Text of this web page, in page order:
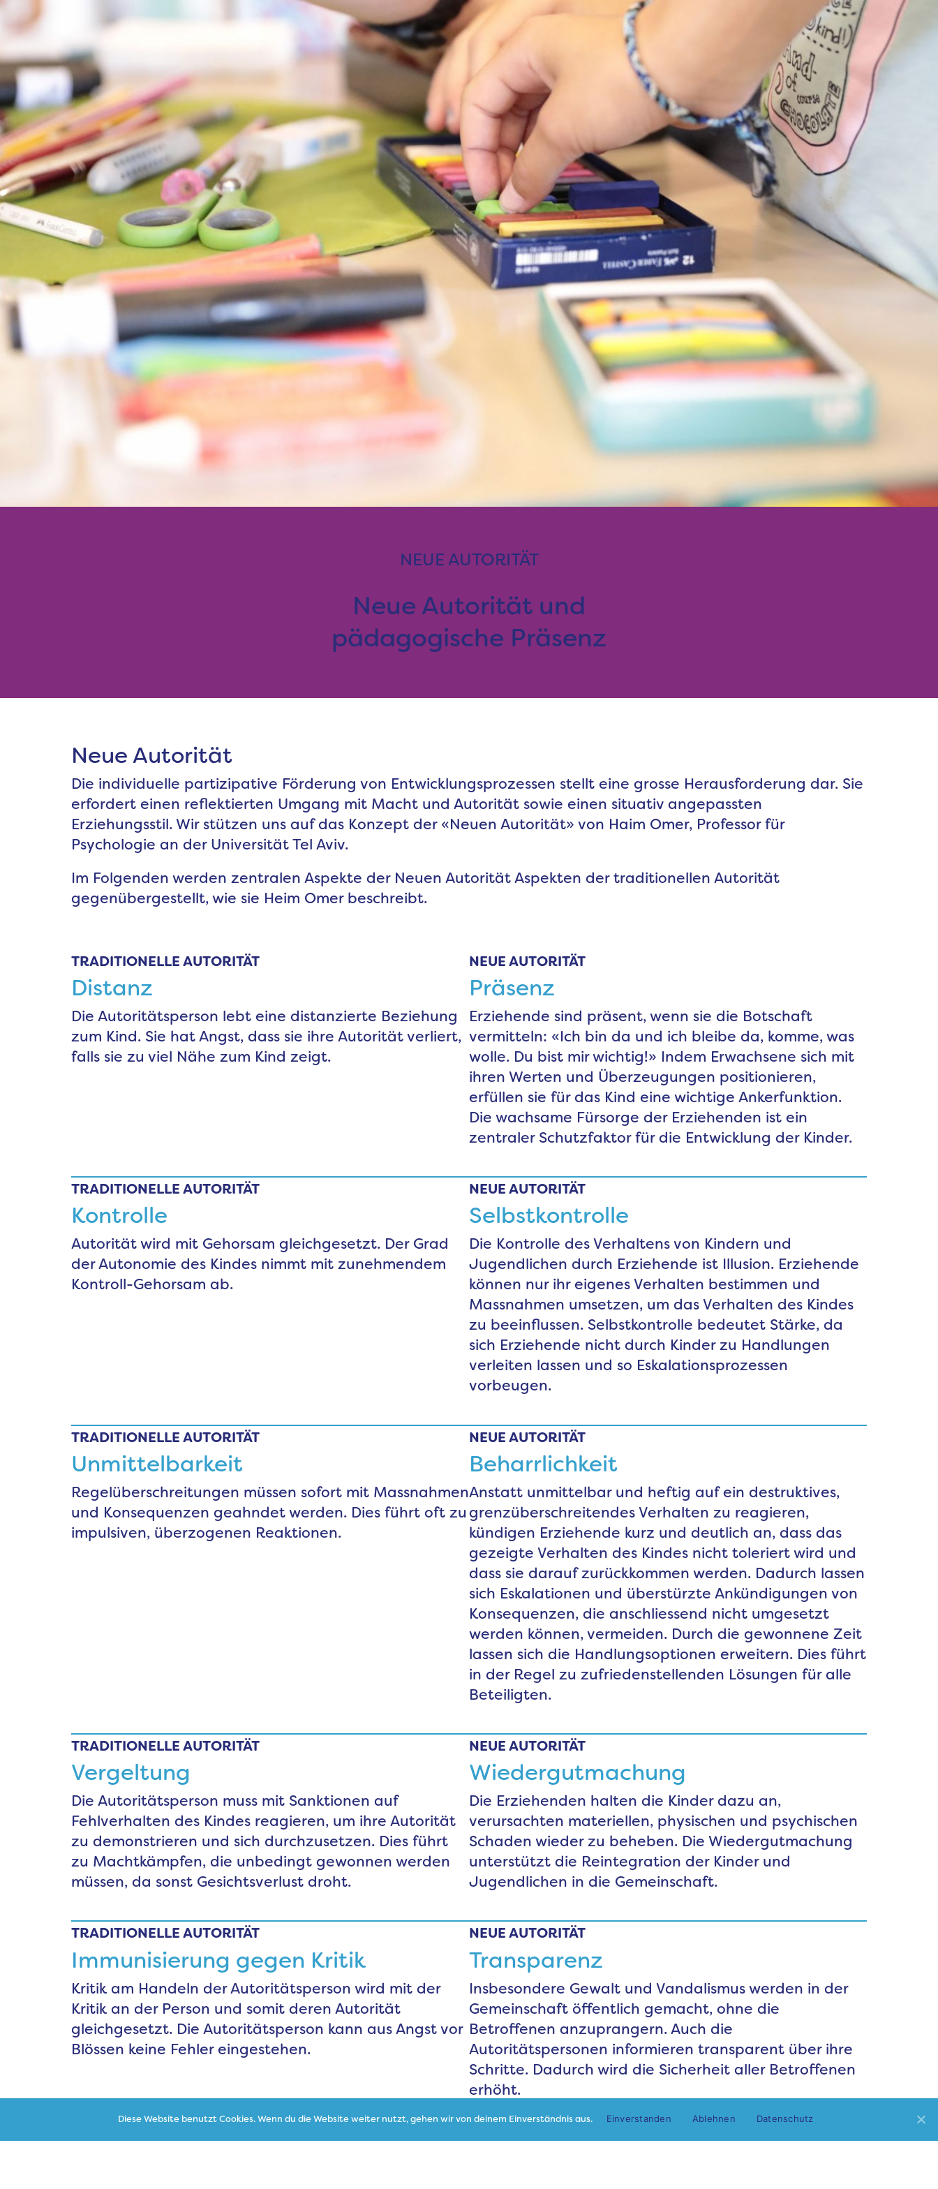
NEUE AUTORITÄT
Neue Autorität und
pädagogische Präsenz
Neue Autorität
Die individuelle partizipative Förderung von Entwicklungsprozessen stellt eine grosse Herausforderung dar. Sie
erfordert einen reflektierten Umgang mit Macht und Autorität sowie einen situativ angepassten
Erziehungsstil. Wir stützen uns auf das Konzept der «Neuen Autorität» von Haim Omer, Professor für
Psychologie an der Universität Tel Aviv.
Im Folgenden werden zentralen Aspekte der Neuen Autorität Aspekten der traditionellen Autorität
gegenübergestellt, wie sie Heim Omer beschreibt.
TRADITIONELLE AUTORITÄT
Distanz
Die Autoritätsperson lebt eine distanzierte Beziehung
zum Kind. Sie hat Angst, dass sie ihre Autorität verliert,
falls sie zu viel Nähe zum Kind zeigt.
NEUE AUTORITÄT
Präsenz
Erziehende sind präsent, wenn sie die Botschaft
vermitteln: «Ich bin da und ich bleibe da, komme, was
wolle. Du bist mir wichtig!» Indem Erwachsene sich mit
ihren Werten und Überzeugungen positionieren,
erfüllen sie für das Kind eine wichtige Ankerfunktion.
Die wachsame Fürsorge der Erziehenden ist ein
zentraler Schutzfaktor für die Entwicklung der Kinder.
TRADITIONELLE AUTORITÄT
Kontrolle
Autorität wird mit Gehorsam gleichgesetzt. Der Grad
der Autonomie des Kindes nimmt mit zunehmendem
Kontroll-Gehorsam ab.
NEUE AUTORITÄT
Selbstkontrolle
Die Kontrolle des Verhaltens von Kindern und
Jugendlichen durch Erziehende ist Illusion. Erziehende
können nur ihr eigenes Verhalten bestimmen und
Massnahmen umsetzen, um das Verhalten des Kindes
zu beeinflussen. Selbstkontrolle bedeutet Stärke, da
sich Erziehende nicht durch Kinder zu Handlungen
verleiten lassen und so Eskalationsprozessen
vorbeugen.
TRADITIONELLE AUTORITÄT
Unmittelbarkeit
Regelüberschreitungen müssen sofort mit Massnahmen
und Konsequenzen geahndet werden. Dies führt oft zu
impulsiven, überzogenen Reaktionen.
NEUE AUTORITÄT
Beharrlichkeit
Anstatt unmittelbar und heftig auf ein destruktives,
grenzüberschreitendes Verhalten zu reagieren,
kündigen Erziehende kurz und deutlich an, dass das
gezeigte Verhalten des Kindes nicht toleriert wird und
dass sie darauf zurückkommen werden. Dadurch lassen
sich Eskalationen und überstürzte Ankündigungen von
Konsequenzen, die anschliessend nicht umgesetzt
werden können, vermeiden. Durch die gewonnene Zeit
lassen sich die Handlungsoptionen erweitern. Dies führt
in der Regel zu zufriedenstellenden Lösungen für alle
Beteiligten.
TRADITIONELLE AUTORITÄT
Vergeltung
Die Autoritätsperson muss mit Sanktionen auf
Fehlverhalten des Kindes reagieren, um ihre Autorität
zu demonstrieren und sich durchzusetzen. Dies führt
zu Machtkämpfen, die unbedingt gewonnen werden
müssen, da sonst Gesichtsverlust droht.
NEUE AUTORITÄT
Wiedergutmachung
Die Erziehenden halten die Kinder dazu an,
verursachten materiellen, physischen und psychischen
Schaden wieder zu beheben. Die Wiedergutmachung
unterstützt die Reintegration der Kinder und
Jugendlichen in die Gemeinschaft.
TRADITIONELLE AUTORITÄT
Immunisierung gegen Kritik
Kritik am Handeln der Autoritätsperson wird mit der
Kritik an der Person und somit deren Autorität
gleichgesetzt. Die Autoritätsperson kann aus Angst vor
Blössen keine Fehler eingestehen.
NEUE AUTORITÄT
Transparenz
Insbesondere Gewalt und Vandalismus werden in der
Gemeinschaft öffentlich gemacht, ohne die
Betroffenen anzuprangern. Auch die
Autoritätspersonen informieren transparent über ihre
Schritte. Dadurch wird die Sicherheit aller Betroffenen
erhöht.
TRADITIONELLE AUTORITÄT NEUE AUTORITÄT
Diese Website benutzt Cookies. Wenn du die Website weiter nutzt, gehen wir von deinem Einverständnis aus. Einverstanden Ablehnen Datenschutz